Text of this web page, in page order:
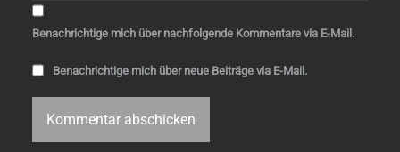
Benachrichtige mich über nachfolgende Kommentare via E-Mail.
Benachrichtige mich über neue Beiträge via E-Mail.